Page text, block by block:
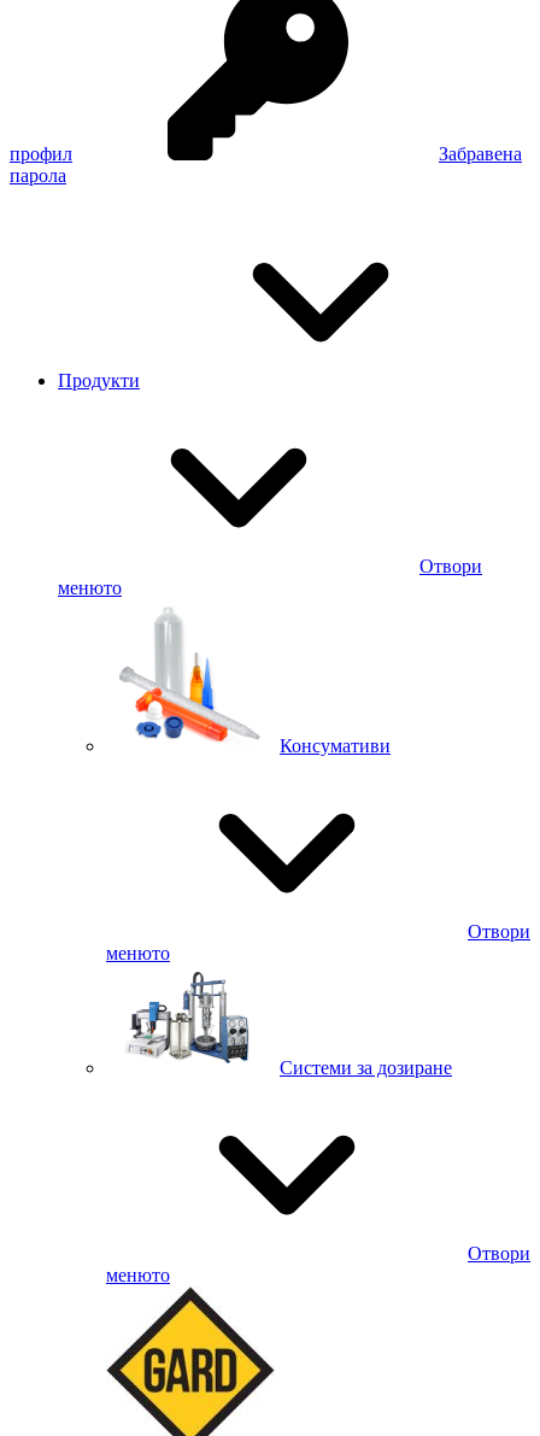
профил
Забравена
парола
Продукти
Отвори
менюто
Консумативи
Отвори
менюто
Системи за дозиране
Отвори
менюто